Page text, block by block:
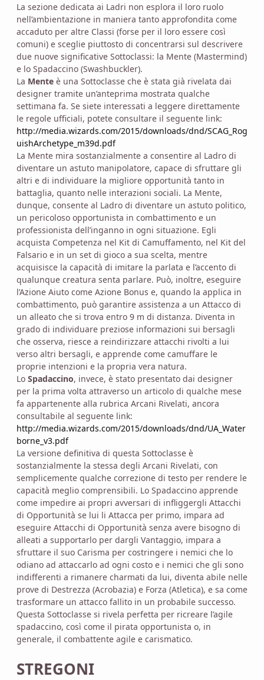
La sezione dedicata ai Ladri non esplora il loro ruolo
nell’ambientazione in maniera tanto approfondita come
accaduto per altre Classi (forse per il loro essere così
comuni) e sceglie piuttosto di concentrarsi sul descrivere
due nuove significative Sottoclassi: la Mente (Mastermind)
e lo Spadaccino (Swashbuckler).
La Mente è una Sottoclasse che è stata già rivelata dai
designer tramite un’anteprima mostrata qualche
settimana fa. Se siete interessati a leggere direttamente
le regole ufficiali, potete consultare il seguente link:
http://media.wizards.com/2015/downloads/dnd/SCAG_Rog
uishArchetype_m39d.pdf
La Mente mira sostanzialmente a consentire al Ladro di
diventare un astuto manipolatore, capace di sfruttare gli
altri e di individuare la migliore opportunità tanto in
battaglia, quanto nelle interazioni sociali. La Mente,
dunque, consente al Ladro di diventare un astuto politico,
un pericoloso opportunista in combattimento e un
professionista dell’inganno in ogni situazione. Egli
acquista Competenza nel Kit di Camuffamento, nel Kit del
Falsario e in un set di gioco a sua scelta, mentre
acquisisce la capacità di imitare la parlata e l’accento di
qualunque creatura senta parlare. Può, inoltre, eseguire
l’Azione Aiuto come Azione Bonus e, quando la applica in
combattimento, può garantire assistenza a un Attacco di
un alleato che si trova entro 9 m di distanza. Diventa in
grado di individuare preziose informazioni sui bersagli
che osserva, riesce a reindirizzare attacchi rivolti a lui
verso altri bersagli, e apprende come camuffare le
proprie intenzioni e la propria vera natura.
Lo Spadaccino, invece, è stato presentato dai designer
per la prima volta attraverso un articolo di qualche mese
fa appartenente alla rubrica Arcani Rivelati, ancora
consultabile al seguente link:
http://media.wizards.com/2015/downloads/dnd/UA_Water
borne_v3.pdf
La versione definitiva di questa Sottoclasse è
sostanzialmente la stessa degli Arcani Rivelati, con
semplicemente qualche correzione di testo per rendere le
capacità meglio comprensibili. Lo Spadaccino apprende
come impedire ai propri avversari di infliggergli Attacchi
di Opportunità se lui li Attacca per primo, impara ad
eseguire Attacchi di Opportunità senza avere bisogno di
alleati a supportarlo per dargli Vantaggio, impara a
sfruttare il suo Carisma per costringere i nemici che lo
odiano ad attaccarlo ad ogni costo e i nemici che gli sono
indifferenti a rimanere charmati da lui, diventa abile nelle
prove di Destrezza (Acrobazia) e Forza (Atletica), e sa come
trasformare un attacco fallito in un probabile successo.
Questa Sottoclasse si rivela perfetta per ricreare l’agile
spadaccino, così come il pirata opportunista o, in
generale, il combattente agile e carismatico.
STREGONI